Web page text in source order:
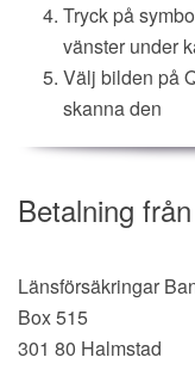
Tryck på
vänster under
Välj bilden på
skanna den
Betalning
Länsförsäkringar
Box 515
301 80 Halmstad